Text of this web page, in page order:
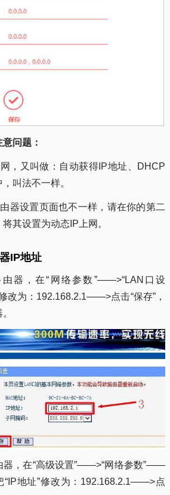
问题：
网，又叫做：自动获得IP地址、DHCP
叫法不一样。
器设置页面也不一样，请在你的第二
其设置为动态IP上网。
IP地址
器，在“网络参数”——>“LAN口设
改为：192.168.2.1——>点击“保存”，
器，在“高级设置”——>“网络参数”——
地址”修改为：192.168.2.1——>点